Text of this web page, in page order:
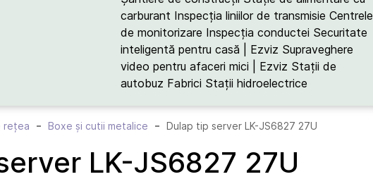
carburant Inspecția liniilor de transmisie Centrele
de monitorizare Inspecția conductei Securitate
inteligentă pentru casă | Ezviz Supraveghere
video pentru afaceri mici | Ezviz Stații de
autobuz Fabrici Stații hidroelectrice
rețea Boxe și cutii metalice Dulap tip server LK-JS6827 27U
LK-JS6827 27U